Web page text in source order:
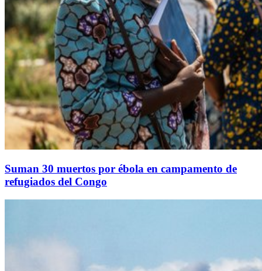
Suman 30 muertos por ébola en campamento de
refugiados del Congo